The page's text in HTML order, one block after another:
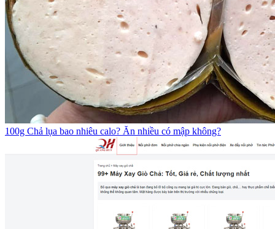
100g Chả lụa bao nhiêu calo? Ăn nhiều có mập không?